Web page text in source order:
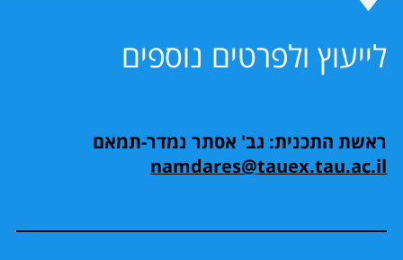
לייעוץ ולפרטים נוספים
ראשת התכנית: גב' אסתר נמדר-תמאם
namdares@tauex.tau.ac.il